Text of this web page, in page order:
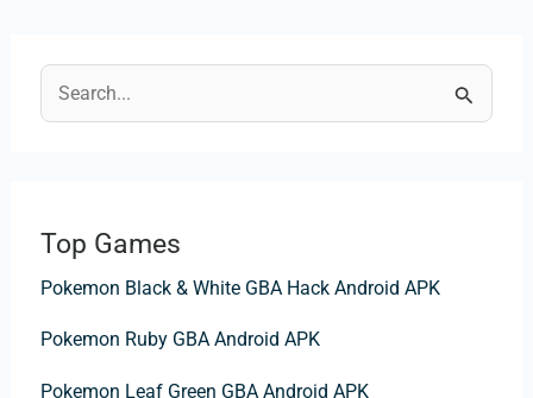
a
:
Top Games
Pokemon Black & White GBA Hack Android APK
Pokemon Ruby GBA Android APK
Pokemon Leaf Green GBA Android APK